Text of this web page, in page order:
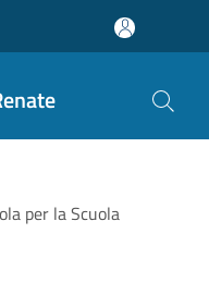
per la Scuola